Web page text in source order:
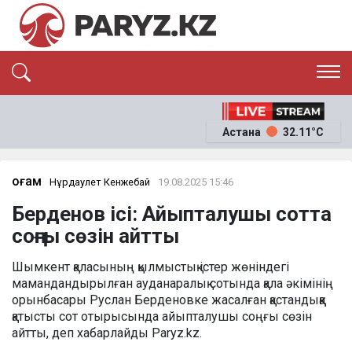
ЭКОНОМИКА
ОҚИҒА
News
Астана 32.11°C
Қоғам Нұрдаулет Кенжебай 19.08.2025 15:46
Берденов ісі: Айыпталушы сотта
соңғы сөзін айтты
Шымкент қаласының қылмыстық істер жөніндегі
мамандандырылған ауданаралық сотында қала әкімінің
орынбасары Руслан Берденовке жасалған қастандыққа
қатысты сот отырысында айыпталушы соңғы сөзін
айтты, деп хабарлайды Paryz.kz.